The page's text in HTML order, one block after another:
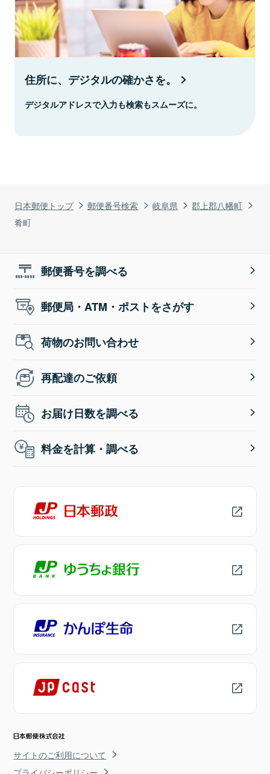
日本郵便トップ 郵便番号検索 岐阜県
郡上郡八幡町
肴町
住所に、デジタルの確かさを。
デジタルアドレスで入力も検索もスムーズに。
郵便番号を調べる
郵便局・ATM・ポストをさがす
荷物のお問い合わせ
再配達のご依頼
お届け日数を調べる
料金を計算・調べる
サイトのご利用について